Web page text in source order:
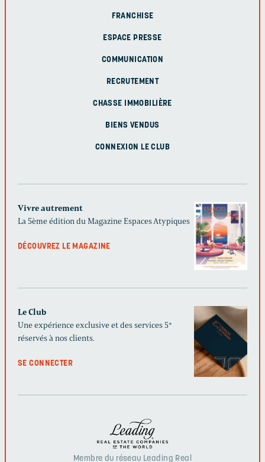
FRANCHISE
ESPACE PRESSE
COMMUNICATION
RECRUTEMENT
CHASSE IMMOBILIÈRE
BIENS VENDUS
CONNEXION LE CLUB
Vivre autrement
La 5ème édition du Magazine Espaces Atypiques
DÉCOUVREZ LE MAGAZINE
Le Club
Une expérience exclusive et des services 5*
réservés à nos clients.
SE CONNECTER
Membre du réseau Leading Real